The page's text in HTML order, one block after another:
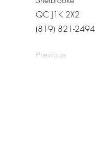
QC J1K 2X2
(819) 821-2494
Previous